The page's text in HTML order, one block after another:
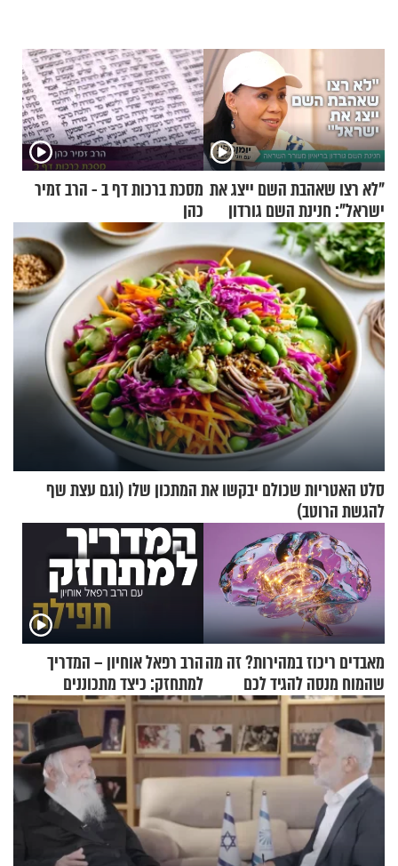
"לא רצו שאהבת השם ייצג את
ישראל": חנינת השם גורדון
בריאיון מעורר השראה
מסכת ברכות דף ב - הרב זמיר
כהן
סלט האטריות שכולם יבקשו את המתכון שלו (וגם עצת שף
להגשת הרוטב)
מאבדים ריכוז במהירות? זה מה
שהמוח מנסה להגיד לכם
הרב רפאל אוחיון – המדריך
למתחזק: כיצד מתכוננים
לתפילה?